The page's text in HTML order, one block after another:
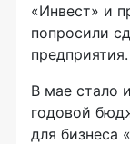
«Инвест» и
попросили
предприятия.
В мае стало
годовой
для бизнеса